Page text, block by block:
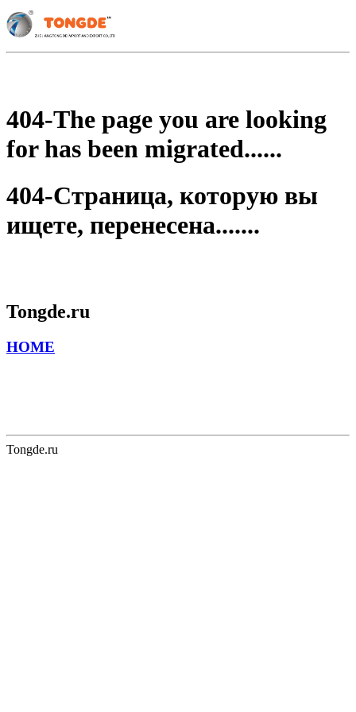
404-The page you are looking
for has been migrated......
404-Страница, которую вы
ищете, перенесена.......
Tongde.ru
HOME
Tongde.ru